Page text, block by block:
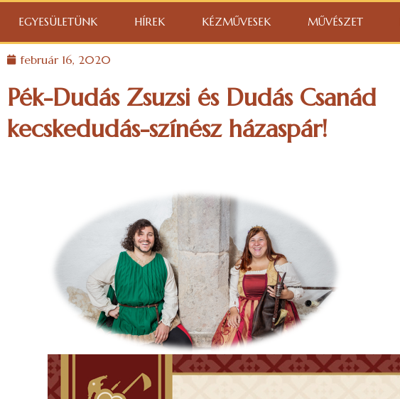
EGYESÜLETÜNK HÍREK KÉZMŰVESEK MŰVÉSZET
február 16, 2020
Pék-Dudás Zsuzsi és Dudás Csanád
kecskedudás-színész házaspár!